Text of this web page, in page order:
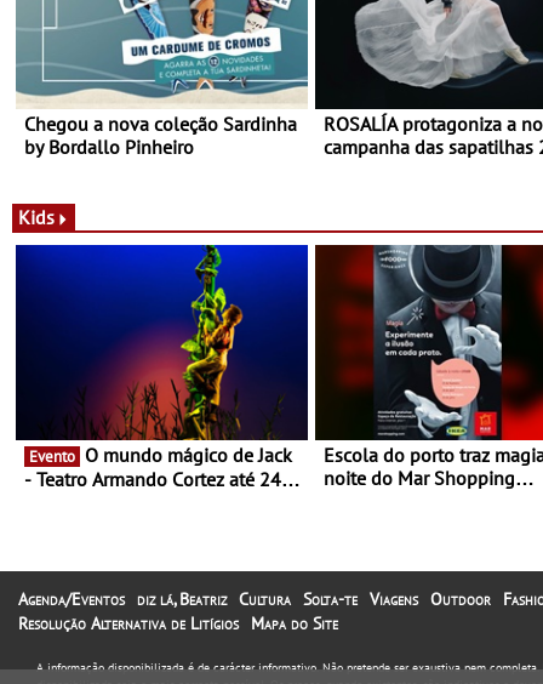
Chegou a nova coleção Sardinha
by Bordallo Pinheiro
ROSALÍA protagoniza a
campanha das sapatilhas
Kids
Evento
- Teatro Armando Cortez até 24
Escola do porto traz
noite do Mar Shopping
Agenda/Eventos diz lá, Beatriz Cultura Solta-te Viagens Outdoor
Resolução Alternativa de Litígios
Mapa do Site
A informação disponibilizada é de carácter informativo. Não pretende ser exaustiva nem